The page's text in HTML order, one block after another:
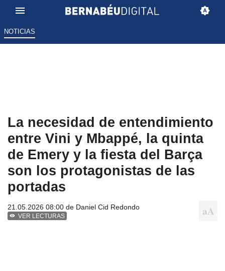
NOTICIAS
La necesidad de entendimiento
entre Vini y Mbappé, la quinta
de Emery y la fiesta del Barça
son los protagonistas de las
portadas
21.05.2026 08:00 de Daniel Cid Redondo
VER LECTURAS